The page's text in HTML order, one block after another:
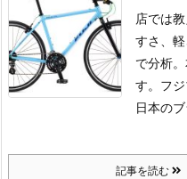
店では
すさ、
で分析。
す。 フ
日本の
記事を読む